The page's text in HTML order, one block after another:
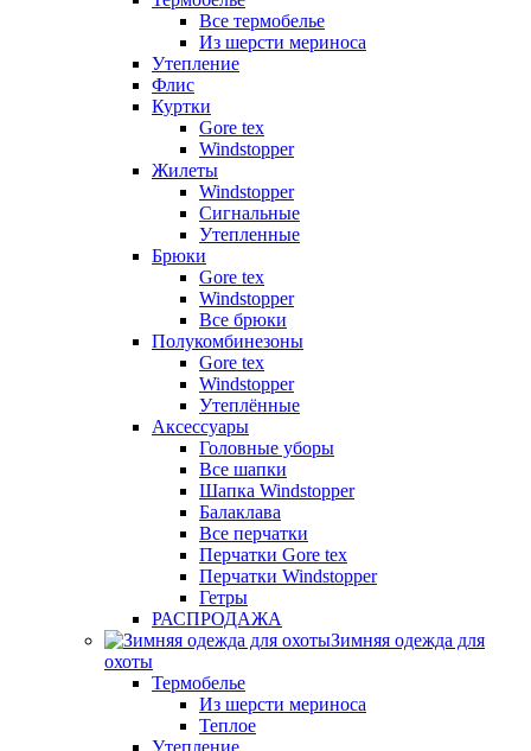
Все термобелье
Из шерсти мериноса
Утепление
Флис
Куртки
Gore tex
Windstopper
Жилеты
Windstopper
Сигнальные
Утепленные
Брюки
Gore tex
Windstopper
Все брюки
Полукомбинезоны
Gore tex
Windstopper
Утеплённые
Аксессуары
Головные уборы
Все шапки
Шапка Windstopper
Балаклава
Все перчатки
Перчатки Gore tex
Перчатки Windstopper
Гетры
РАСПРОДАЖА
Зимняя одежда для
охоты
Термобелье
Из шерсти мериноса
Теплое
Утепление